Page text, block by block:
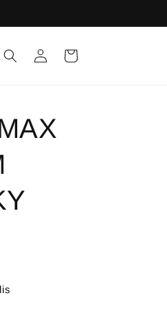
ConnexionPanier